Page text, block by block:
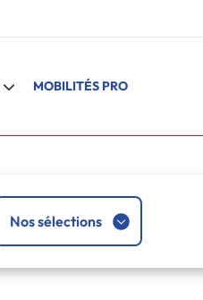
MOBILITÉS PRO
Nos sélections